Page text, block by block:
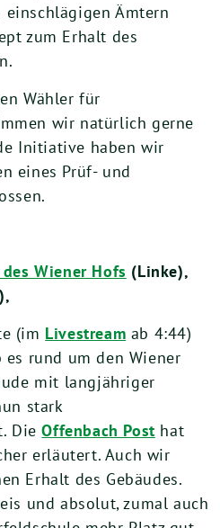
einschlägigen Ämtern
zum Erhalt des
Wähler für
wir natürlich gerne
Initiative haben wir
eines Prüf- und
Wiener Hofs (Linke),
(im Livestream ab 4:44)
rund um den Wiener
mit langjähriger
stark
DieOffenbach Post hat
erläutert. Auch wir
Erhalt des Gebäudes.
und absolut, zumal auch